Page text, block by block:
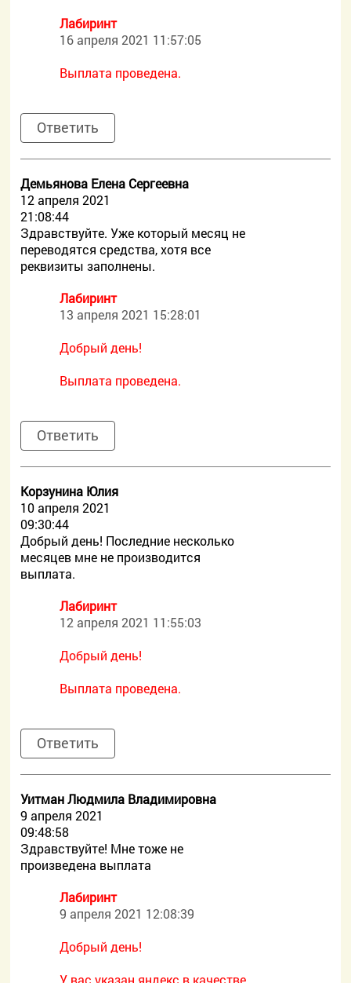
Лабиринт
16 апреля 2021 11:57:05
Выплата проведена.
Ответить
Демьянова Елена Сергеевна
12 апреля 2021
21:08:44
Здравствуйте. Уже который месяц не
переводятся средства, хотя все
реквизиты заполнены.
Лабиринт
13 апреля 2021 15:28:01
Добрый день!
Выплата проведена.
Ответить
Корзунина Юлия
10 апреля 2021
09:30:44
Добрый день! Последние несколько
месяцев мне не производится
выплата.
Лабиринт
12 апреля 2021 11:55:03
Добрый день!
Выплата проведена.
Ответить
Уитман Людмила Владимировна
9 апреля 2021
09:48:58
Здравствуйте! Мне тоже не
произведена выплата
Лабиринт
9 апреля 2021 12:08:39
Добрый день!
У вас указан яндекс в качестве